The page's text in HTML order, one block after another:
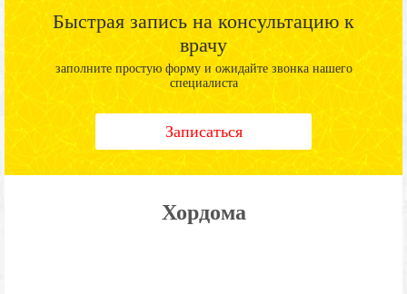
Быстрая запись на консультацию к
врачу
заполните простую форму и ожидайте звонка нашего
специалиста
Записаться
Хордома